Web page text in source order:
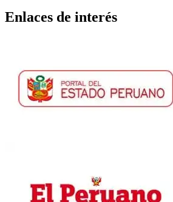
Enlaces de interés